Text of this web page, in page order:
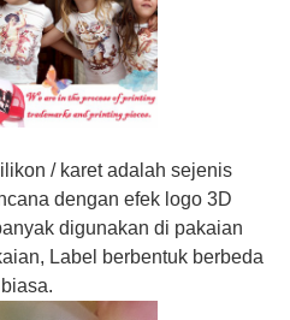
/ karet adalah sejenis
dengan efek logo 3D
digunakan di pakaian
Label berbentuk berbeda